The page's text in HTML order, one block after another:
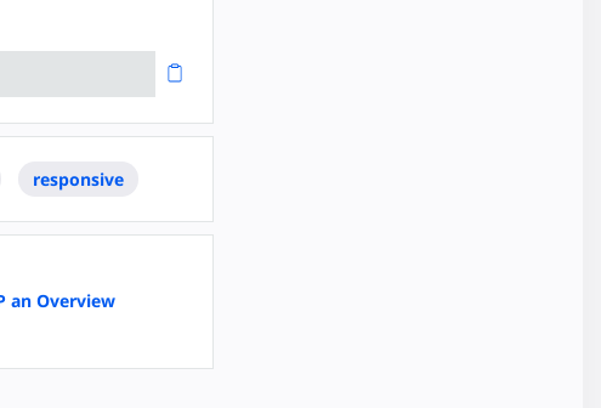
responsive
an Overview